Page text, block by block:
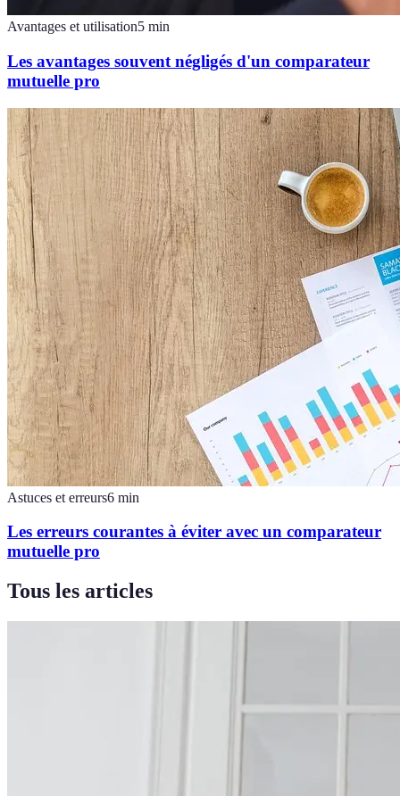
Avantages et utilisation5 min
Les avantages souvent négligés d'un comparateur
mutuelle pro
Astuces et erreurs6 min
Les erreurs courantes à éviter avec un comparateur
mutuelle pro
Tous les articles